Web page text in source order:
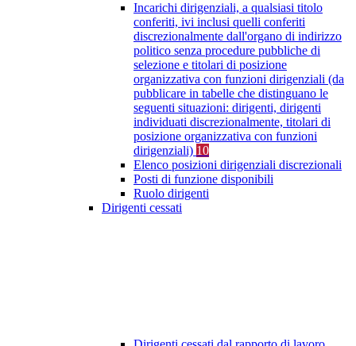
Incarichi dirigenziali, a qualsiasi titolo
conferiti, ivi inclusi quelli conferiti
discrezionalmente dall'organo di indirizzo
politico senza procedure pubbliche di
selezione e titolari di posizione
organizzativa con funzioni dirigenziali (da
pubblicare in tabelle che distinguano le
seguenti situazioni: dirigenti, dirigenti
individuati discrezionalmente, titolari di
posizione organizzativa con funzioni
dirigenziali) 10
Elenco posizioni dirigenziali discrezionali
Posti di funzione disponibili
Ruolo dirigenti
Dirigenti cessati